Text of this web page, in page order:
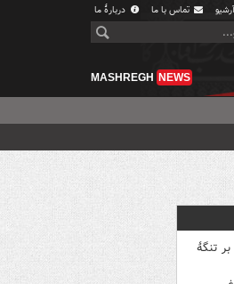
آرشیو تماس با ما دربارهٔ ما
MASHREGH NEWS
تنگۀ